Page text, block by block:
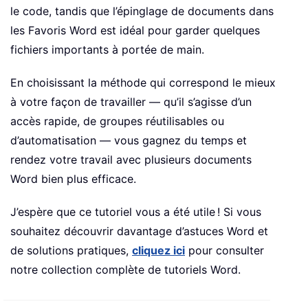
le code, tandis que l’épinglage de documents dans
les Favoris Word est idéal pour garder quelques
fichiers importants à portée de main.
En choisissant la méthode qui correspond le mieux
à votre façon de travailler — qu’il s’agisse d’un
accès rapide, de groupes réutilisables ou
d’automatisation — vous gagnez du temps et
rendez votre travail avec plusieurs documents
Word bien plus efficace.
J’espère que ce tutoriel vous a été utile ! Si vous
souhaitez découvrir davantage d’astuces Word et
de solutions pratiques, cliquez ici pour consulter
notre collection complète de tutoriels Word.